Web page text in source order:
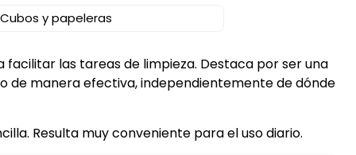
Cubos y papeleras
las tareas de limpieza. Destaca por ser una
de manera efectiva, independientemente de dónde
Resulta muy conveniente para el uso diario.